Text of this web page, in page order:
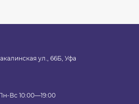
ул., 66Б, Уфа
Вс 10:00—19:00